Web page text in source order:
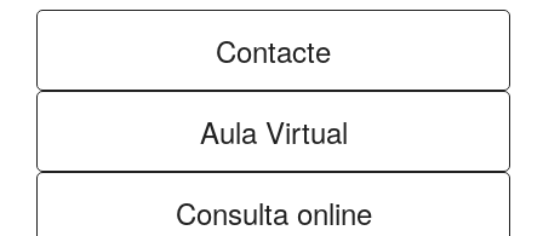
Contacte
Aula Virtual
Consulta online